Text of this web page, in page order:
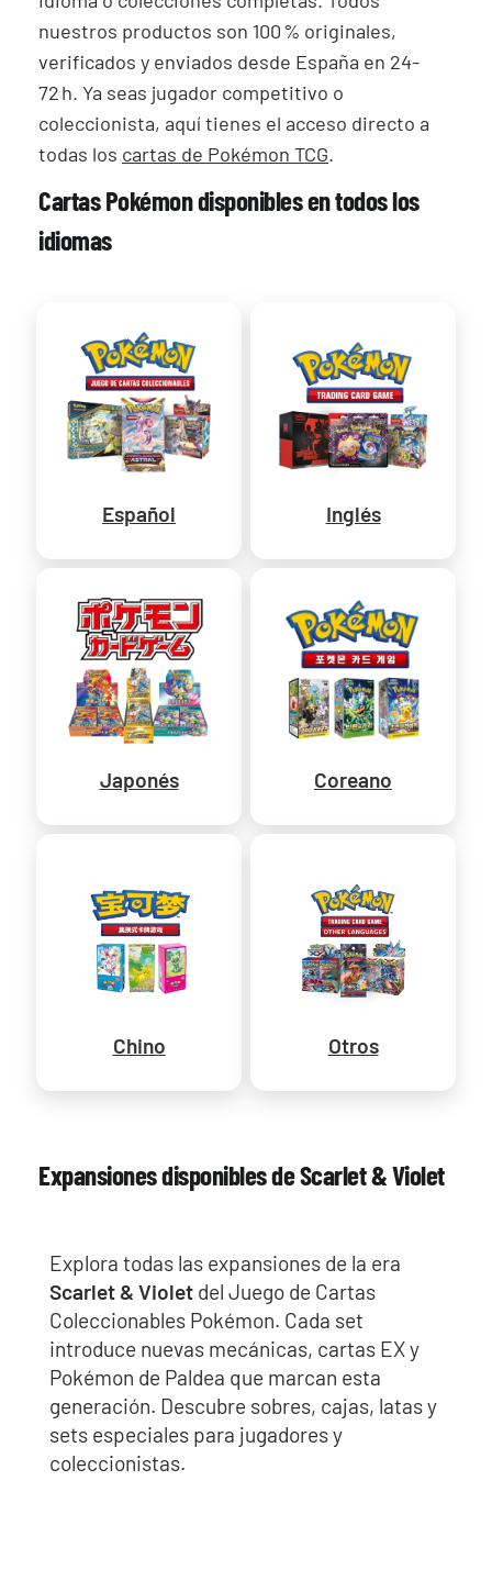
nuestros productos son 100 % originales,
verificados y enviados desde España en 24-
72 h. Ya seas jugador competitivo o
coleccionista, aquí tienes el acceso directo a
todas los cartas de Pokémon TCG.
Cartas Pokémon disponibles en todos los
idiomas
Español Inglés
Japonés Coreano
Chino Otros
Expansiones disponibles de Scarlet & Violet
Explora todas las expansiones de la era
Scarlet & Violet del Juego de Cartas
Coleccionables Pokémon. Cada set
introduce nuevas mecánicas, cartas EX y
Pokémon de Paldea que marcan esta
generación. Descubre sobres, cajas, latas y
sets especiales para jugadores y
coleccionistas.